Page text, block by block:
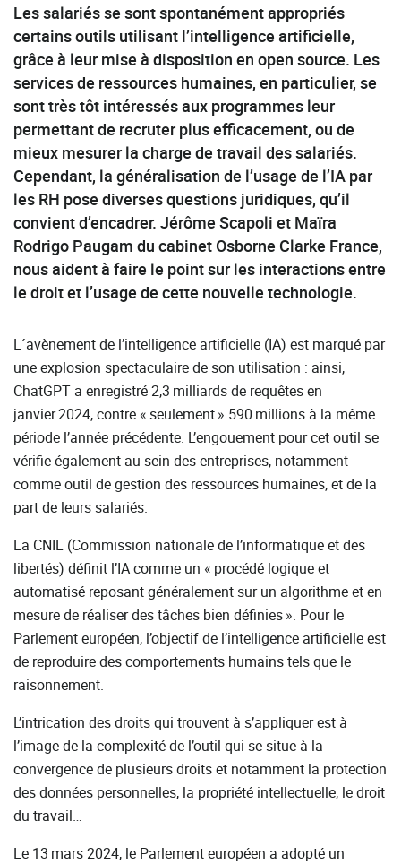
Les salariés se sont spontanément appropriés
certains outils utilisant l’intelligence artificielle,
grâce à leur mise à disposition en open source. Les
services de ressources humaines, en particulier, se
sont très tôt intéressés aux programmes leur
permettant de recruter plus efficacement, ou de
mieux mesurer la charge de travail des salariés.
Cependant, la généralisation de l’usage de l’IA par
les RH pose diverses questions juridiques, qu’il
convient d’encadrer. Jérôme Scapoli et Maïra
Rodrigo Paugam du cabinet Osborne Clarke France,
nous aident à faire le point sur les interactions entre
le droit et l’usage de cette nouvelle technologie.
L´avènement de l’intelligence artificielle (IA) est marqué par
une explosion spectaculaire de son utilisation : ainsi,
ChatGPT a enregistré 2,3 milliards de requêtes en
janvier 2024, contre « seulement » 590 millions à la même
période l’année précédente. L’engouement pour cet outil se
vérifie également au sein des entreprises, notamment
comme outil de gestion des ressources humaines, et de la
part de leurs salariés.
La CNIL (Commission nationale de l’informatique et des
libertés) définit l’IA comme un « procédé logique et
automatisé reposant généralement sur un algorithme et en
mesure de réaliser des tâches bien définies ». Pour le
Parlement européen, l’objectif de l’intelligence artificielle est
de reproduire des comportements humains tels que le
raisonnement.
L’intrication des droits qui trouvent à s’appliquer est à
l’image de la complexité de l’outil qui se situe à la
convergence de plusieurs droits et notamment la protection
des données personnelles, la propriété intellectuelle, le droit
du travail…
Le 13 mars 2024, le Parlement européen a adopté un